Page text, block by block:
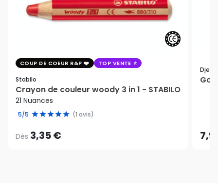
COUP DE COEUR R&P TOP VENTE
Stabilo
Crayon de couleur woody 3 in 1 - STABILO
21 Nuances
5/5 (1 avis)
Dès 3,35 €
Djeco